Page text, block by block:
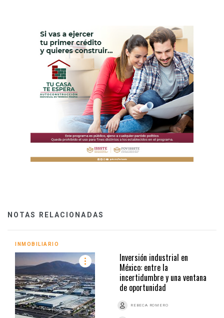
NOTAS RELACIONADAS
INMOBILIARIO
Inversión industrial en
México: entre la
incertidumbre y una ventana
de oportunidad
REBECA ROMERO